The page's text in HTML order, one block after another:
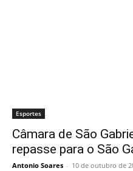
Esportes
Câmara de São
repasse para o São
Antonio Soares - 10 de outubro de